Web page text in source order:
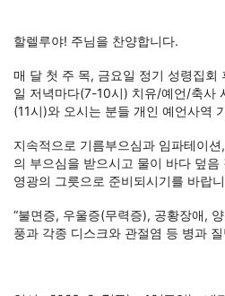
할렐루야! 주님을 찬양합니다.
매 달 첫 주 목, 금요일 정기 성령집회
일 저녁마다(7-10시) 치유/예언/축사
(11시)와 오시는 분들 개인 예언사역
지속적으로 기름부으심과 임파테이
의 부으심을 받으시고 물이 바다 덮
영광의 그릇으로 준비되시기를 바랍
“불면증, 우울증(무력증), 공황장애,
풍과 각종 디스크와 관절염 등 병과